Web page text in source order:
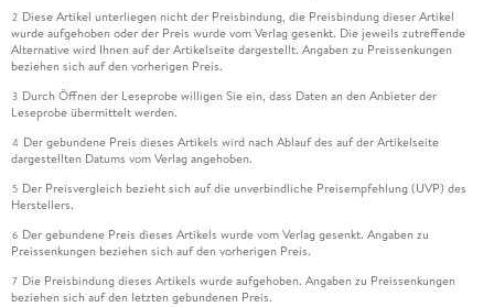
2 Diese Artikel unterliegen nicht der Preisbindung, die Preisbindung dieser Artikel
wurde aufgehoben oder der Preis wurde vom Verlag gesenkt. Die jeweils zutreffende
Alternative wird Ihnen auf der Artikelseite dargestellt. Angaben zu Preissenkungen
beziehen sich auf den vorherigen Preis.
3 Durch Öffnen der Leseprobe willigen Sie ein, dass Daten an den Anbieter der
Leseprobe übermittelt werden.
4 Der gebundene Preis dieses Artikels wird nach Ablauf des auf der Artikelseite
dargestellten Datums vom Verlag angehoben.
5 Der Preisvergleich bezieht sich auf die unverbindliche Preisempfehlung (UVP) des
Herstellers.
6 Der gebundene Preis dieses Artikels wurde vom Verlag gesenkt. Angaben zu
Preissenkungen beziehen sich auf den vorherigen Preis.
7 Die Preisbindung dieses Artikels wurde aufgehoben. Angaben zu Preissenkungen
beziehen sich auf den letzten gebundenen Preis.